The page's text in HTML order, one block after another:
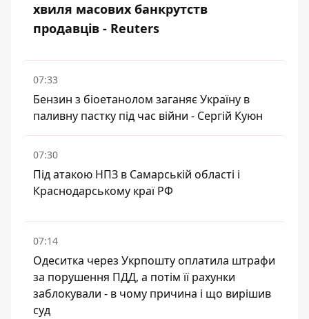
хвиля масових банкрутств
продавців - Reuters
07:33
Бензин з біоетанолом заганяє Україну в
паливну пастку під час війни - Сергій Куюн
07:30
Під атакою НПЗ в Самарській області і
Краснодарському краї РФ
07:14
Одеситка через Укрпошту оплатила штрафи
за порушення ПДД, а потім її рахунки
заблокували - в чому причина і що вирішив
суд